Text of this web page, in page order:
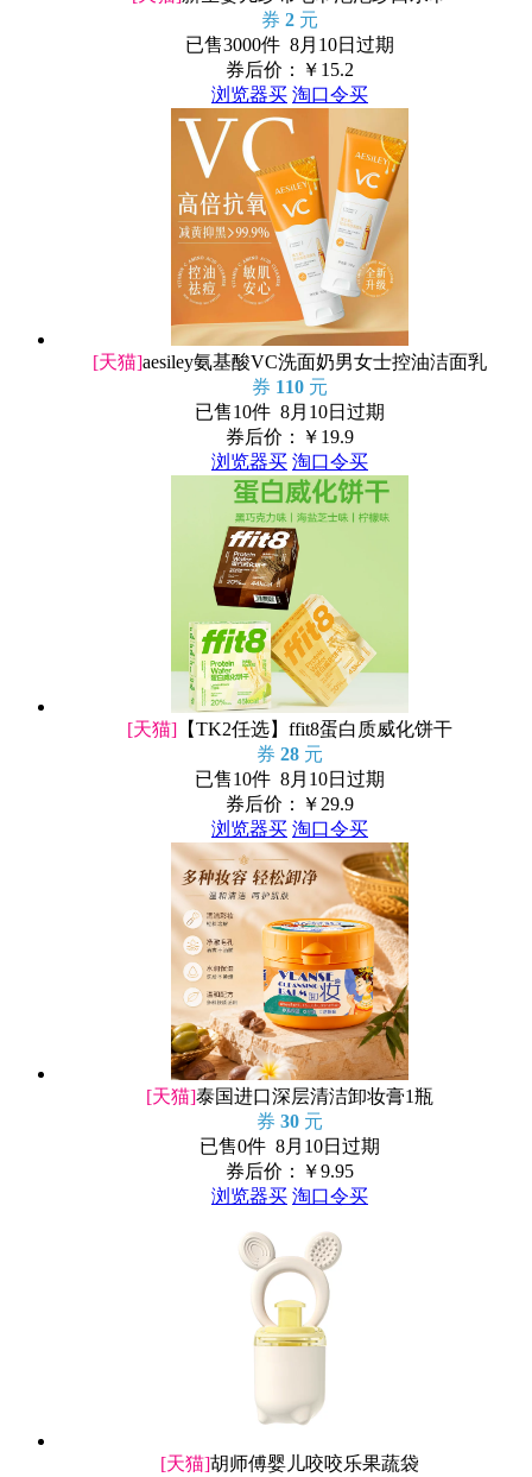
券 2 元
已售3000件 8月10日过期
券后价：￥ 15.2
浏览器买 淘口令买
[天猫]aesiley氨基酸VC洗面奶男女士控油洁面乳
券 110 元
已售10件 8月10日过期
券后价：￥ 19.9
浏览器买 淘口令买
[天猫] 【TK2任选】ffit8蛋白质威化饼干
券 28 元
已售10件 8月10日过期
券后价：￥ 29.9
浏览器买 淘口令买
[天猫]泰国进口深层清洁卸妆膏1瓶
券 30 元
已售0件 8月10日过期
券后价：￥9.95
浏览器买 淘口令买
[天猫]胡师傅婴儿咬咬乐果蔬袋